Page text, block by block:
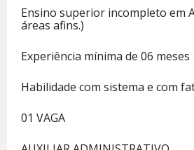
Ensino superior incompleto em
áreas afins.)
Experiência mínima de 06 meses
Habilidade com sistema e com
01 VAGA